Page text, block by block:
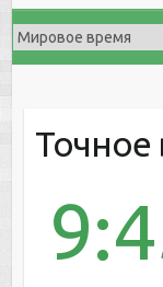
Точное